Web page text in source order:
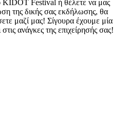
KIDOT Festival ή θέλετε να μας
της δικής σας εκδήλωσης, θα
μαζί μας! Σίγουρα έχουμε μία
ανάγκες της επιχείρησής σας!